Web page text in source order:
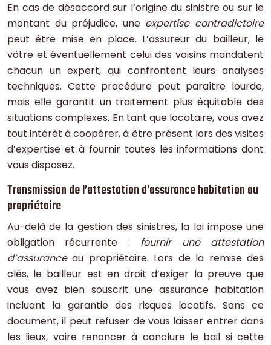
En cas de désaccord sur l’origine du sinistre ou sur le
montant du préjudice, une expertise contradictoire
peut être mise en place. L’assureur du bailleur, le
vôtre et éventuellement celui des voisins mandatent
chacun un expert, qui confrontent leurs analyses
techniques. Cette procédure peut paraître lourde,
mais elle garantit un traitement plus équitable des
situations complexes. En tant que locataire, vous avez
tout intérêt à coopérer, à être présent lors des visites
d’expertise et à fournir toutes les informations dont
vous disposez.
Transmission de l’attestation d’assurance habitation au
propriétaire
Au-delà de la gestion des sinistres, la loi impose une
obligation récurrente : fournir une attestation
d’assuranceau propriétaire. Lors de la remise des
clés, le bailleur est en droit d’exiger la preuve que
vous avez bien souscrit une assurance habitation
incluant la garantie des risques locatifs. Sans ce
document, il peut refuser de vous laisser entrer dans
les lieux, voire renoncer à conclure le bail si cette